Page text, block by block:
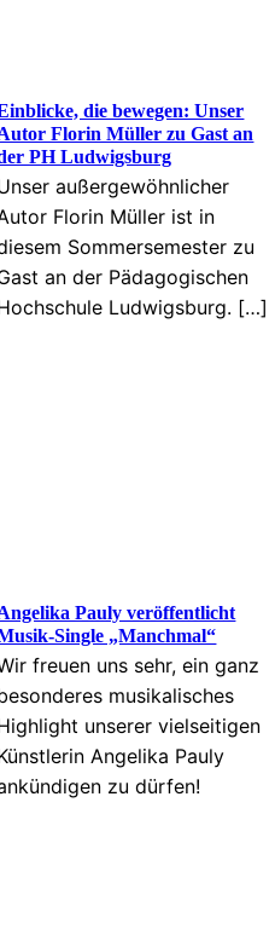
die bewegen: Unser
Florin Müller zu Gast an
PH Ludwigsburg
außergewöhnlicher
Florin Müller ist in
Sommersemester zu
an der Pädagogischen
Ludwigsburg. […]
Pauly veröffentlicht
Single „Manchmal“
freuen uns sehr, ein ganz
musikalisches
unserer vielseitigen
Angelika Pauly
zu dürfen!